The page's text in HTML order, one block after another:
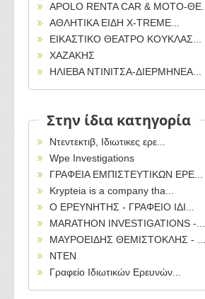
APOLO RENTA CAR & MOTO-ΘΕ...
ΑΘΛΗΤΙΚΑ ΕΙΔΗ X-TREME...
ΕΙΚΑΣΤΙΚΟ ΘΕΑΤΡΟ ΚΟΥΚΛΑΣ...
ΧΑΖΑΚΗΣ
ΗΛΙΕΒΑ ΝΤΙΝΙΤΣΑ-ΔΙΕΡΜΗΝΕΑ...
Στην ίδια κατηγορία
Ντεντεκτιβ, Ιδιωτικες ερε...
Wpe Investigations
ΓΡΑΦΕΙΑ ΕΜΠΙΣΤΕΥΤΙΚΩΝ ΕΡΕ...
Krypteia is a company tha...
Ο ΕΡΕΥΝΗΤΗΣ - ΓΡΑΦΕΙΟ ΙΔΙ...
ΜΑRΑΤΗΟΝ ΙΝVESTIGATIONS -...
ΜΑΥΡΟΕΙΔΗΣ ΘΕΜΙΣΤΟΚΛΗΣ - ...
NTEN
Γραφείο Ιδιωτικών Ερευνών...